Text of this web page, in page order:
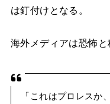
は釘付けとなる。
海外メディアは恐怖と
「これはプロレスか